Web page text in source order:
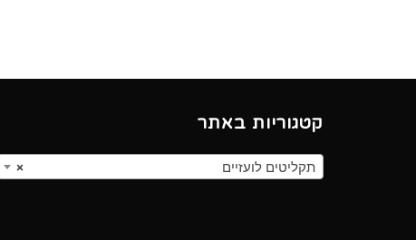
קטגוריות באתר
× תקליטים לועזיים